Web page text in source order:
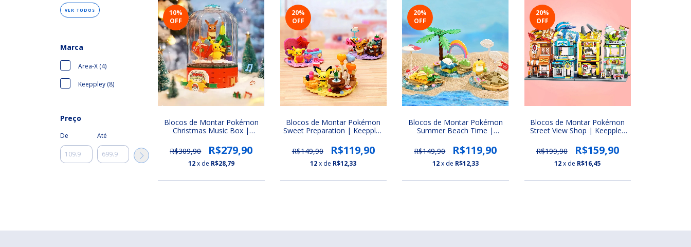
VER TODOS
Marca
Area-X (4)
Keeppley (8)
Preço
De Até
10%
OFF
Blocos de Montar Pokémon
Christmas Music Box |
Natal)
R$309,90 R$279,90
12x de R$28,79
20%
OFF
Blocos de Montar Pokémon
Sweet Preparation | Keeppley
R$149,90
R$119,90
12x de R$12,33
20%
OFF
Blocos de Montar Pokémon
Summer Beach Time |
Psyduck)
R$149,90 R$119,90
12x de R$12,33
20%
OFF
Blocos de Montar Pokémon
Street View Shop | Keeppley
Squirtle e Pikachu)
R$199,90 R$159,90
12x de R$16,45